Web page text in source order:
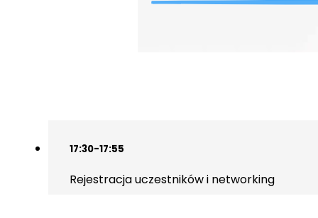
17:30-17:55
Rejestracja uczestników i networking